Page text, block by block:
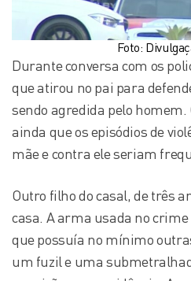
Foto:
Durante conversa com os
que atirou no pai para
sendo agredida pelo
ainda que os episódios de
mãe e contra ele seriam
Outro filho do casal, de três
casa. A arma usada no
que possuía no mínimo
um fuzil e uma